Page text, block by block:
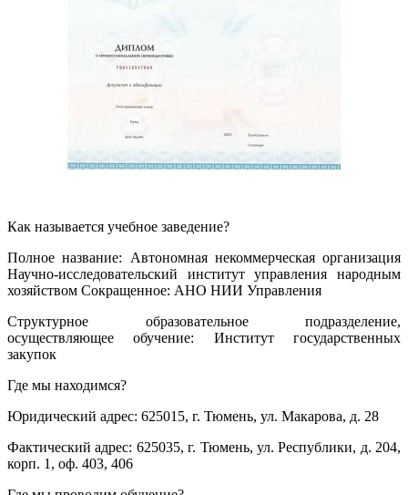
Как называется учебное заведение?
Полное название: Автономная некоммерческая организация
Научно-исследовательский институт управления народным
хозяйством Сокращенное: АНО НИИ Управления
Структурное образовательное подразделение,
осуществляющее обучение: Институт государственных
закупок
Где мы находимся?
Юридический адрес: 625015, г. Тюмень, ул. Макарова, д. 28
Фактический адрес: 625035, г. Тюмень, ул. Республики, д. 204,
корп. 1, оф. 403, 406